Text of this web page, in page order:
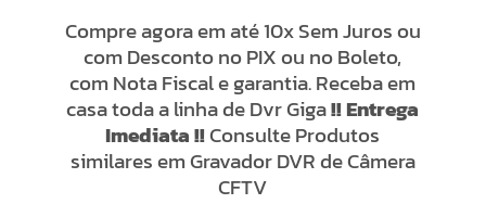
Compre agora em até 10x Sem Juros ou
com Desconto no PIX ou no Boleto,
com Nota Fiscal e garantia. Receba em
casa toda a linha de Dvr Giga!! Entrega
Imediata !!Consulte Produtos
similares emGravador DVR de Câmera
CFTV